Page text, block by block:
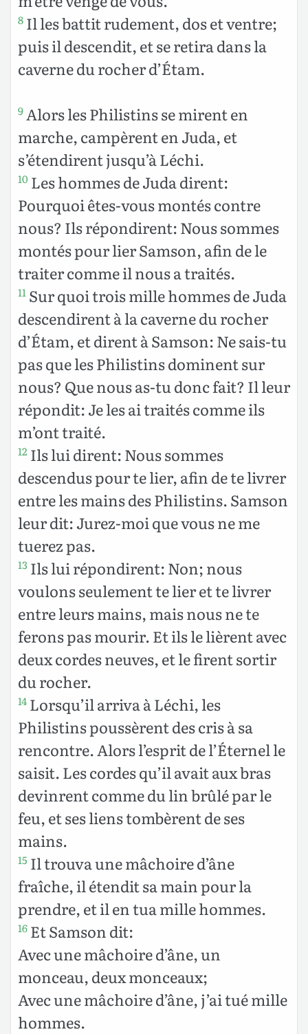
8 Il les battit rudement, dos et ventre;
puis il descendit, et se retira dans la
caverne du rocher d’Étam.
9Alors les Philistins se mirent en
marche, campèrent en Juda, et
s’étendirent jusqu’à Léchi.
10 Les hommes de Juda dirent:
Pourquoi êtes-vous montés contre
nous? Ils répondirent: Nous sommes
montés pour lier Samson, afin de le
traiter comme il nous a traités.
11 Sur quoi trois mille hommes de Juda
descendirent à la caverne du rocher
d’Étam, et dirent à Samson: Ne sais-tu
pas que les Philistins dominent sur
nous? Que nous as-tu donc fait? Il leur
répondit: Je les ai traités comme ils
m’ont traité.
12 Ils lui dirent: Nous sommes
descendus pour te lier, afin de te livrer
entre les mains des Philistins. Samson
leur dit: Jurez-moi que vous ne me
tuerez pas.
13 Ils lui répondirent: Non; nous
voulons seulement te lier et te livrer
entre leurs mains, mais nous ne te
ferons pas mourir. Et ils le lièrent avec
deux cordes neuves, et le firent sortir
du rocher.
14 Lorsqu’il arriva à Léchi, les
Philistins poussèrent des cris à sa
rencontre. Alors l’esprit de l’Éternel le
saisit. Les cordes qu’il avait aux bras
devinrent comme du lin brûlé par le
feu, et ses liens tombèrent de ses
mains.
15 Il trouva une mâchoire d’âne
fraîche, il étendit sa main pour la
prendre, et il en tua mille hommes.
16 Et Samson dit:
Avec une mâchoire d’âne, un
monceau, deux monceaux;
Avec une mâchoire d’âne, j’ai tué mille
hommes.